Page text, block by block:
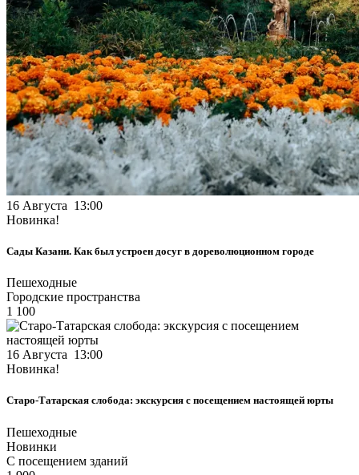
16 Августа 13:00
Новинка!
Сады Казани. Как был устроен досуг в дореволюционном городе
Пешеходные
Городские пространства
1 100
16 Августа 13:00
Новинка!
Старо-Татарская слобода: экскурсия с посещением настоящей юрты
Пешеходные
Новинки
С посещением зданий